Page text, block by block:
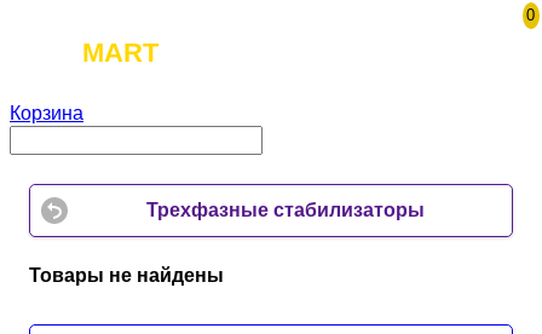
MART
Корзина
0
Трехфазные стабилизаторы
Товары не найдены